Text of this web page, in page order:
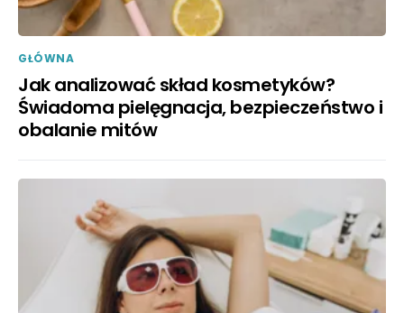
GŁÓWNA
Jak analizować skład kosmetyków?
Świadoma pielęgnacja, bezpieczeństwo i
obalanie mitów